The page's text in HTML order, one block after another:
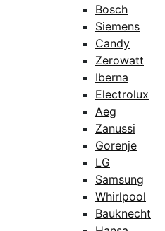
Bosch
Siemens
Candy
Zerowatt
Iberna
Electrolux
Aeg
Zanussi
Gorenje
LG
Samsung
Whirlpool
Bauknecht